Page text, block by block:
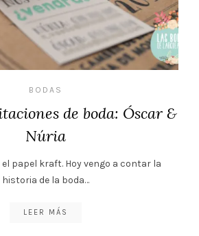
BODAS
de boda: Óscar &
Núria
papel kraft. Hoy vengo a contar la
historia de la boda…
LEER MÁS